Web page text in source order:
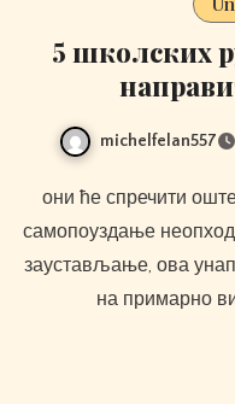
5 школских
michelfelan557
они ће спречити оштећење вашег чамца и дати вам
самопоуздање
заустављање, ова
на примарно